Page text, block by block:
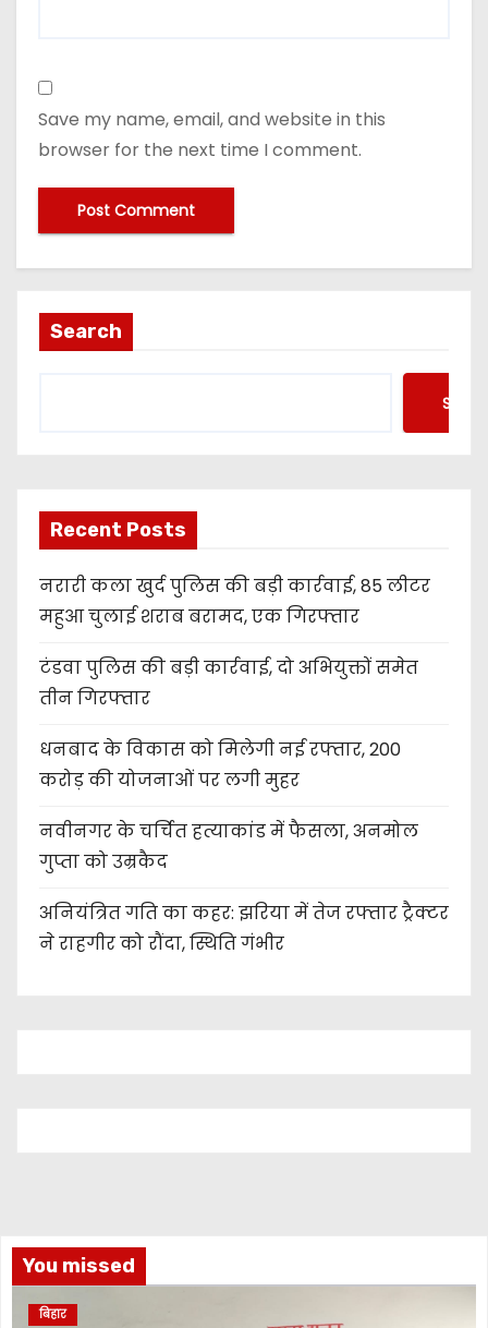
Save my name, email, and website in this
browser for the next time I comment.
Search
Recent Posts
नरारी कला खुर्द पुलिस की बड़ी कार्रवाई, 85 लीटर
महुआ चुलाई शराब बरामद, एक गिरफ्तार
टंडवा पुलिस की बड़ी कार्रवाई, दो अभियुक्तों समेत
तीन गिरफ्तार
धनबाद के विकास को मिलेगी नई रफ्तार, 200
करोड़ की योजनाओं पर लगी मुहर
नवीनगर के चर्चित हत्याकांड में फैसला, अनमोल
गुप्ता को उम्रकैद
अनियंत्रित गति का कहर: झरिया में तेज रफ्तार ट्रैक्टर
ने राहगीर को रौंदा, स्थिति गंभीर
You missed
बिहार